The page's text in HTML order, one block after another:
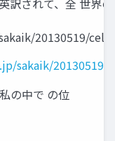
訳されて、全 世界
20130519/
sakaik/20130519/
の中で の位